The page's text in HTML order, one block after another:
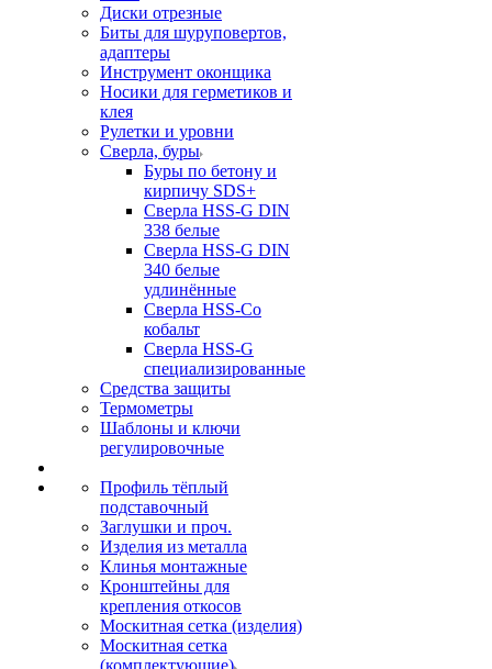
Диски отрезные
Биты для шуруповертов,
адаптеры
Инструмент оконщика
Носики для герметиков и
клея
Рулетки и уровни
Сверла, буры
Буры по бетону и
кирпичу SDS+
Сверла HSS-G DIN
338 белые
Сверла HSS-G DIN
340 белые
удлинённые
Сверла HSS-Co
кобальт
Сверла HSS-G
специализированные
Средства защиты
Термометры
Шаблоны и ключи
регулировочные
Профиль тёплый
подставочный
Заглушки и проч.
Изделия из металла
Клинья монтажные
Кронштейны для
крепления откосов
Москитная сетка (изделия)
Москитная сетка
(комплектующие)